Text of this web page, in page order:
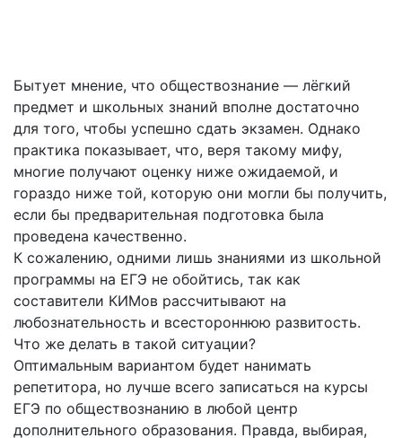
Бытует мнение, что обществознание — лёгкий
предмет и школьных знаний вполне достаточно
для того, чтобы успешно сдать экзамен. Однако
практика показывает, что, веря такому мифу,
многие получают оценку ниже ожидаемой, и
гораздо ниже той, которую они могли бы получить,
если бы предварительная подготовка была
проведена качественно.
К сожалению, одними лишь знаниями из школьной
программы на ЕГЭ не обойтись, так как
составители КИМов рассчитывают на
любознательность и всестороннюю развитость.
Что же делать в такой ситуации?
Оптимальным вариантом будет нанимать
репетитора, но лучше всего записаться на курсы
ЕГЭ по обществознанию в любой центр
дополнительного образования. Правда, выбирая,